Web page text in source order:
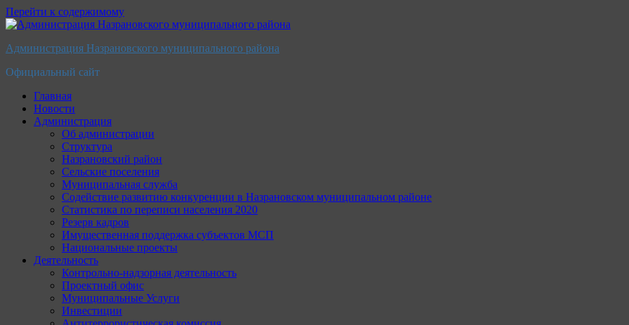
Перейти к содержимому
Администрация Назрановского муниципального района
Официальный сайт
Главная
Новости
Администрация
Об администрации
Структура
Назрановский район
Сельские поселения
Муниципальная служба
Содействие развитию конкуренции в Назрановском муниципальном районе
Статистика по переписи населения 2020
Резерв кадров
Имущественная поддержка субъектов МСП
Национальные проекты
Деятельность
Контрольно-надзорная деятельность
Проектный офис
Муниципальные Услуги
Инвестиции